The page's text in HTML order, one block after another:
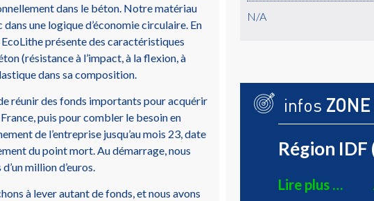
dans le béton. Notre matériau
une logique d’économie circulaire. En
présente des caractéristiques
(résistance à l’impact, à la flexion, à
dans sa composition.
réunir des fonds importants pour acquérir
puis pour combler le besoin en
de l’entreprise jusqu’au mois 23, date
du point mort. Au démarrage, nous
million d’euros.
à lever autant de fonds, et nous avons
N/A
infos ZONE
Région IDF
Lire plus …